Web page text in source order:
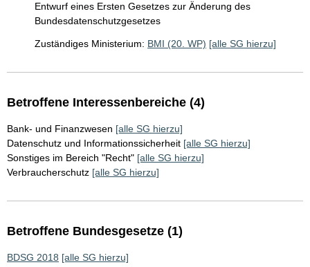
Entwurf eines Ersten Gesetzes zur Änderung des
Bundesdatenschutzgesetzes
Zuständiges Ministerium: BMI (20. WP) [alle SG hierzu]
Betroffene Interessenbereiche (4)
Bank- und Finanzwesen [alle SG hierzu]
Datenschutz und Informationssicherheit [alle SG hierzu]
Sonstiges im Bereich "Recht" [alle SG hierzu]
Verbraucherschutz [alle SG hierzu]
Betroffene Bundesgesetze (1)
BDSG 2018 [alle SG hierzu]